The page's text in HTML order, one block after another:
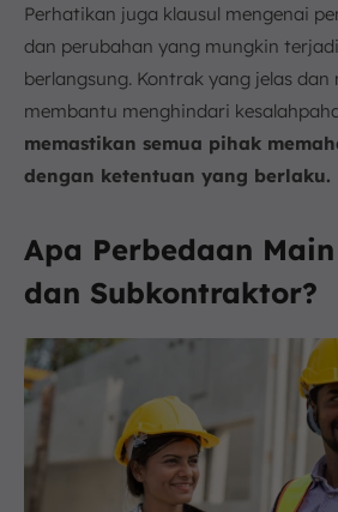
Perhatikan juga klausul mengenai
dan perubahan yang mungkin
berlangsung. Kontrak yang jelas dan
membantu menghindari
memastikan semua pihak
dengan ketentuan yang berlaku.
Apa Perbedaan
dan Subkontraktor?